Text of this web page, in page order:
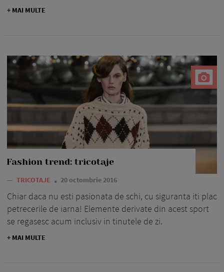
+ MAI MULTE
Fashion trend: tricotaje
— TRICOTAJE 20 octombrie 2016
Chiar daca nu esti pasionata de schi, cu siguranta iti plac
petrecerile de iarna! Elemente derivate din acest sport
se regasesc acum inclusiv in tinutele de zi.
+ MAI MULTE